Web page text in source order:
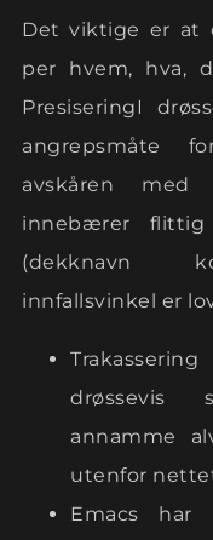
Det viktige er at
per hvem, hva,
PresiseringI
angrepsmåte
avskåren
innebærer flittig
(dekknavn
innfallsvinkel er
drøssevis
annamme
utenfor
Emacs har